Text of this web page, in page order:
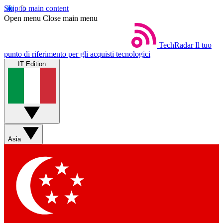
Skip to main content
Open menu Close main menu
TechRadar Il tuo
punto di riferimento per gli acquisti tecnologici
IT Edition
Asia